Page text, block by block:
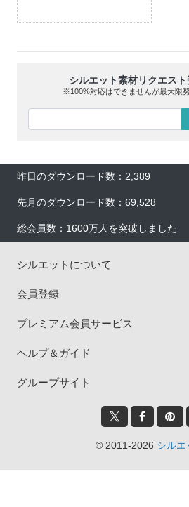
シルエット素材リクエスト
※100%対応はできませんが最大限
昨日のダウンロード数：2,389
先月のダウンロード数：69,528
総会員数：1600万人を突破しました
シルエットについて
会員登録
プレミアム会員サービス
ヘルプ＆ガイド
グループサイト
© 2011-2026 シルエ